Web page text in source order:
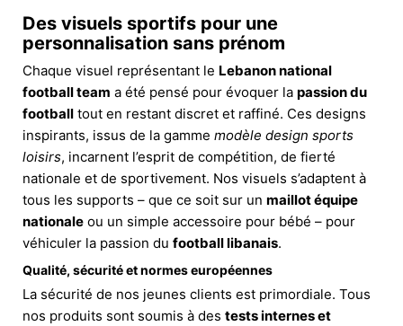
Des visuels sportifs pour une
personnalisation sans prénom
Chaque visuel représentant le Lebanon national
football team a été pensé pour évoquer la passion du
football tout en restant discret et raffiné. Ces designs
inspirants, issus de la gamme modèle design sports
loisirs, incarnent l’esprit de compétition, de fierté
nationale et de sportivement. Nos visuels s’adaptent à
tous les supports – que ce soit sur un maillot équipe
nationale ou un simple accessoire pour bébé – pour
véhiculer la passion du football libanais.
Qualité, sécurité et normes européennes
La sécurité de nos jeunes clients est primordiale. Tous
nos produits sont soumis à des tests internes et